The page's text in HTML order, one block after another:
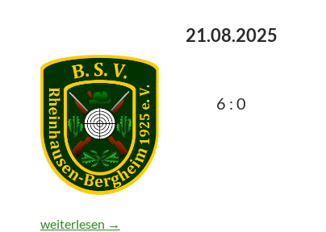
21.08.2025
6 : 0
SpoPi 2025-08-21
weiterlesen →